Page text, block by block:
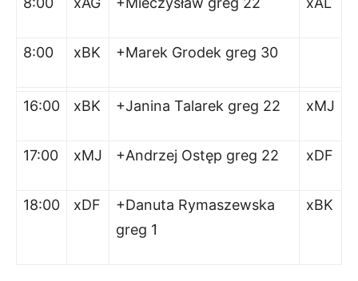
8:00 xBK +Marek Grodek greg 30
16:00 xBK +Janina Talarek greg 22 xMJ
17:00 xMJ +Andrzej Ostęp greg 22 xDF
18:00 xDF
+Danuta Rymaszewska
greg 1
xBK